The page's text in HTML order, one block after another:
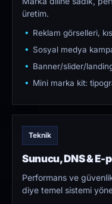
üretim.
Reklam görselleri,
Sosyal medya
Banner/slider/
Mini marka kit:
Teknik
Sunucu, DNS & E-
Performans ve
diye temel sistemi